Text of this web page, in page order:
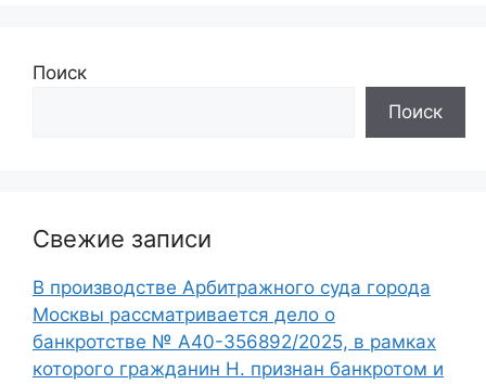
Поиск
Поиск
Свежие записи
В производстве Арбитражного суда города
Москвы рассматривается дело о
банкротстве № А40-356892/2025, в рамках
которого гражданин Н. признан банкротом и